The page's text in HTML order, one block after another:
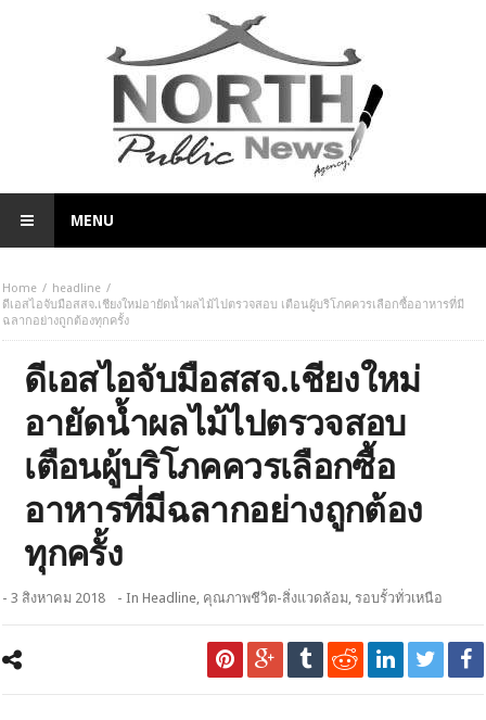
MENU
Home
headline
ดีเอสไอจับมือสสจ.เชียงใหม่อายัดน้ำผลไม้ไปตรวจสอบ เตือนผู้บริโภคควรเลือกซื้ออาหารที่มี
ฉลากอย่างถูกต้องทุกครั้ง
ดีเอสไอจับมือสสจ.เชียงใหม่
อายัดน้ำผลไม้ไปตรวจสอบ
เตือนผู้บริโภคควรเลือกซื้อ
อาหารที่มีฉลากอย่างถูกต้อง
ทุกครั้ง
- 3 สิงหาคม 2018 - InHeadline, คุณภาพชีวิต-สิ่งแวดล้อม, รอบรั้วทั่วเหนือ